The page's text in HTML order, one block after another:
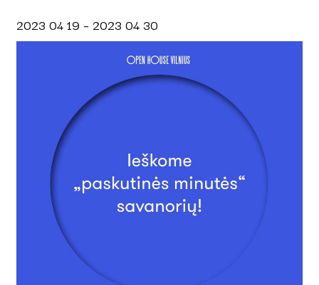
2023 04 19 – 2023 04 30